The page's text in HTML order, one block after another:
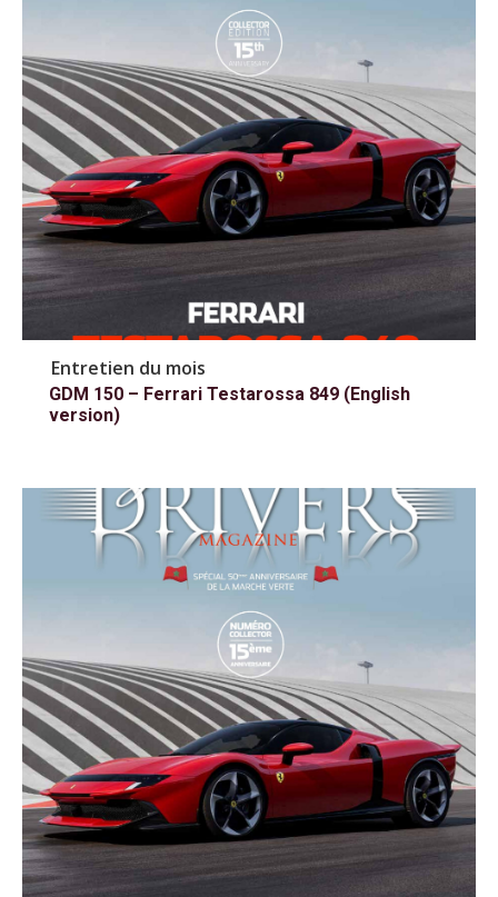
Entretien du mois
GDM 150 – Ferrari Testarossa 849 (English
version)